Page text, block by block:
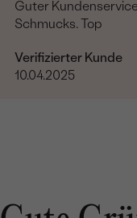
Guter
Schmucks. Top
Verifizierter Kunde
10.04.2025